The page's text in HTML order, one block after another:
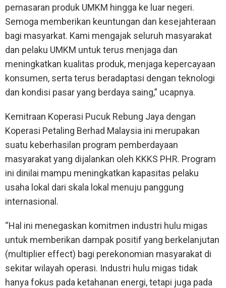
pemasaran produk UMKM hingga ke luar negeri.
Semoga memberikan keuntungan dan kesejahteraan
bagi masyarkat. Kami mengajak seluruh masyarakat
dan pelaku UMKM untuk terus menjaga dan
meningkatkan kualitas produk, menjaga kepercayaan
konsumen, serta terus beradaptasi dengan teknologi
dan kondisi pasar yang berdaya saing,” ucapnya.
Kemitraan Koperasi Pucuk Rebung Jaya dengan
Koperasi Petaling Berhad Malaysia ini merupakan
suatu keberhasilan program pemberdayaan
masyarakat yang dijalankan oleh KKKS PHR. Program
ini dinilai mampu meningkatkan kapasitas pelaku
usaha lokal dari skala lokal menuju panggung
internasional.
“Hal ini menegaskan komitmen industri hulu migas
untuk memberikan dampak positif yang berkelanjutan
(multiplier effect) bagi perekonomian masyarakat di
sekitar wilayah operasi. Industri hulu migas tidak
hanya fokus pada ketahanan energi, tetapi juga pada